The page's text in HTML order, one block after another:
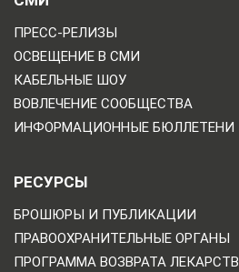
ПРЕСС-РЕЛИЗЫ
ОСВЕЩЕНИЕ В СМИ
КАБЕЛЬНЫЕ ШОУ
ВОВЛЕЧЕНИЕ СООБЩЕСТВА
ИНФОРМАЦИОННЫЕ БЮЛЛЕТЕНИ
РЕСУРСЫ
БРОШЮРЫ И ПУБЛИКАЦИИ
ПРАВООХРАНИТЕЛЬНЫЕ ОРГАНЫ
ПРОГРАММА ВОЗВРАТА ЛЕКАРСТВ